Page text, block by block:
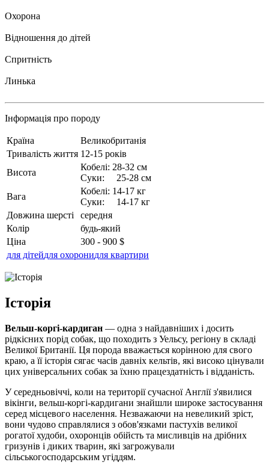
Охорона
Відношення до дітей
Спритність
Линька
Інформація про породу
Країна
Великобританія
Тривалість життя 12-15 років
Висота
Кобелі: 28-32 см
Суки: 25-28 см
Вага
Кобелі: 14-17 кг
Суки: 14-17 кг
Довжина шерсті
середня
Колір
будь-який
Ціна
300 - 900 $
для дітейдля охоронидля квартири
Історія
Вельш-коргі-кардиган — одна з найдавніших і досить
рідкісних порід собак, що походить з Уельсу, регіону в складі
Великої Британії. Ця порода вважається корінною для свого
краю, а її історія сягає часів давніх кельтів, які високо цінували
цих універсальних собак за їхню працездатність і відданість.
У середньовіччі, коли на території сучасної Англії з'явилися
вікінги, вельш-коргі-кардигани знайшли широке застосування
серед місцевого населення. Незважаючи на невеликий зріст,
вони чудово справлялися з обов'язками пастухів великої
рогатої худоби, охоронців обійсть та мисливців на дрібних
гризунів і диких тварин, які загрожували
сільськогосподарським угіддям.